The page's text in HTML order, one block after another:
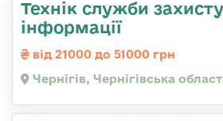
Технік служби захисту
інформації
від 21000 до 51000 грн
Чернігів, Чернігівська